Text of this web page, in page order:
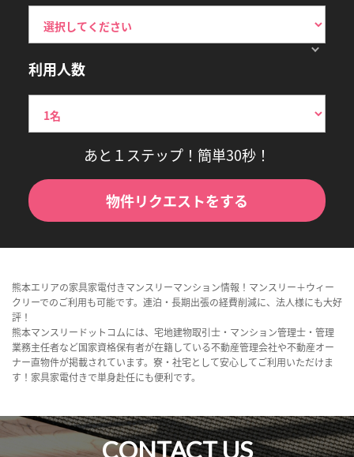
利用人数
あと１ステップ！簡単30秒！
物件リクエストをする
熊本エリアの家具家電付きマンスリーマンション情報！マンスリー＋ウィー
クリーでのご利用も可能です。連泊・長期出張の経費削減に、法人様にも大好
評！
熊本マンスリードットコムには、宅地建物取引士・マンション管理士・管理
業務主任者など国家資格保有者が在籍している不動産管理会社や不動産オー
ナー直物件が掲載されています。寮・社宅として安心してご利用いただけま
す！家具家電付きで単身赴任にも便利です。
CONTACT US